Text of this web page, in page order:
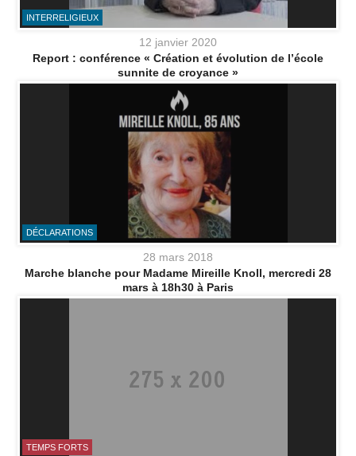
INTERRELIGIEUX
12 janvier 2020
Report : conférence « Création et évolution de l’école
sunnite de croyance »
DÉCLARATIONS
28 mars 2018
Marche blanche pour Madame Mireille Knoll, mercredi 28
mars à 18h30 à Paris
TEMPS FORTS